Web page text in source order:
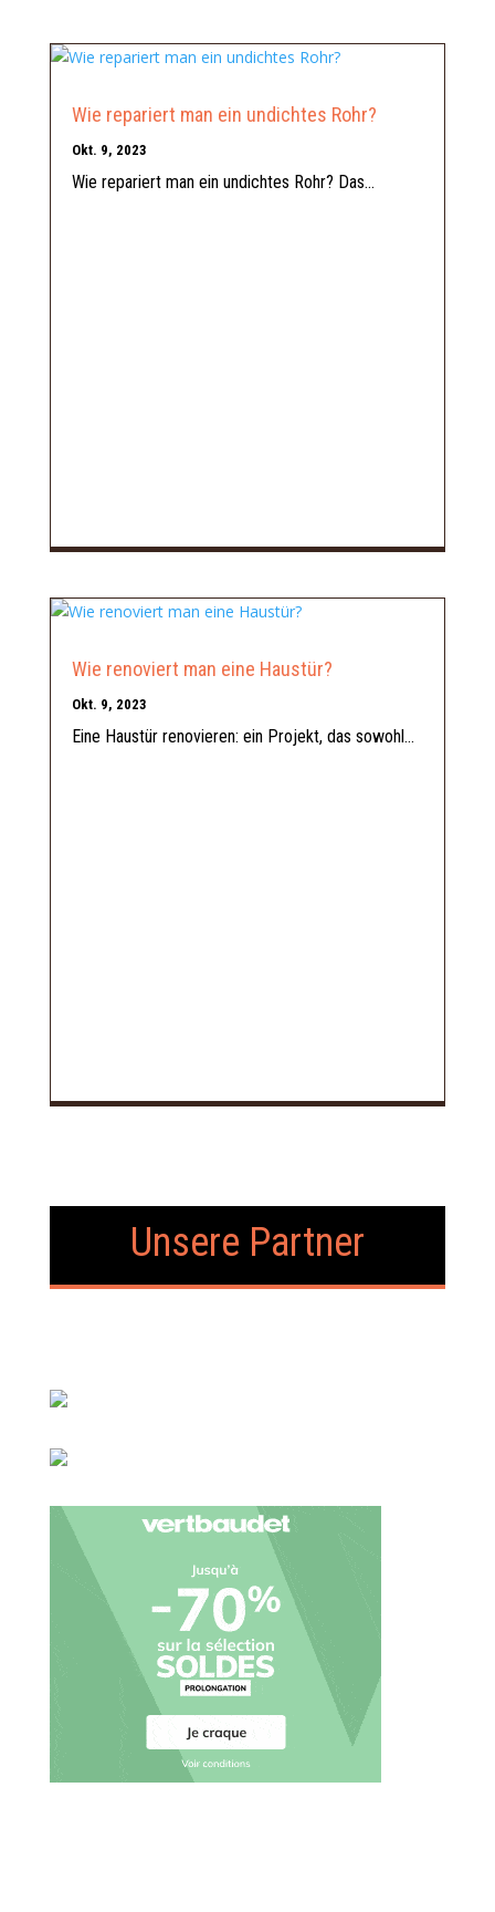
Wie repariert man ein undichtes Rohr?
Okt. 9, 2023
Wie repariert man ein undichtes Rohr? Das...
Wie renoviert man eine Haustür?
Okt. 9, 2023
Eine Haustür renovieren: ein Projekt, das sowohl...
Unsere Partner